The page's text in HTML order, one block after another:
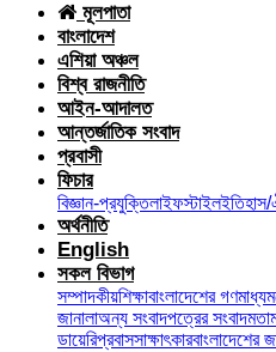
মূলপাতা
বাংলাদেশ
এশিয়া অঞ্চল
বিশ্ব রাজনীতি
আইন-আদালত
আন্তর্জাতিক সংবাদ
প্রবাসী
ফিচার
বিজ্ঞান-প্রযুক্তিলাইফস্টাইল
অর্থনীতি
English
সকল বিভাগ
সম্পাদকীয়শিক্ষাবাংলাদেশের গণমাধ্যম
জানালাঅন্য সংবাদপত্রের সংবাদ
ডায়েরিপ্রবাসসাক্ষাৎকারবাংলাদেশের